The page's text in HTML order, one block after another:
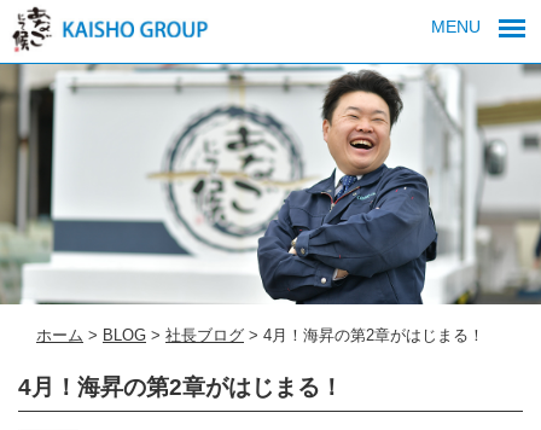
MENU
ホーム > BLOG > 社長ブログ > 4月！海昇の第2章がはじまる！
4月！海昇の第2章がはじまる！